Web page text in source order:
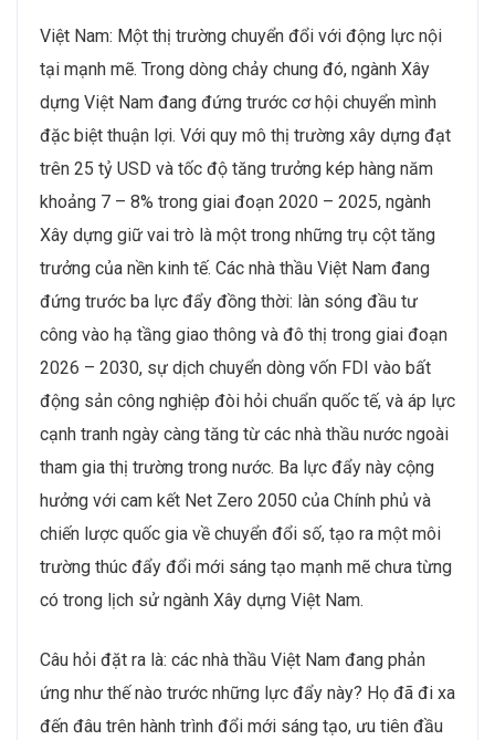
Việt Nam: Một thị trường chuyển đổi với động lực nội
tại mạnh mẽ. Trong dòng chảy chung đó, ngành Xây
dựng Việt Nam đang đứng trước cơ hội chuyển mình
đặc biệt thuận lợi. Với quy mô thị trường xây dựng đạt
trên 25 tỷ USD và tốc độ tăng trưởng kép hàng năm
khoảng 7 – 8% trong giai đoạn 2020 – 2025, ngành
Xây dựng giữ vai trò là một trong những trụ cột tăng
trưởng của nền kinh tế. Các nhà thầu Việt Nam đang
đứng trước ba lực đẩy đồng thời: làn sóng đầu tư
công vào hạ tầng giao thông và đô thị trong giai đoạn
2026 – 2030, sự dịch chuyển dòng vốn FDI vào bất
động sản công nghiệp đòi hỏi chuẩn quốc tế, và áp lực
cạnh tranh ngày càng tăng từ các nhà thầu nước ngoài
tham gia thị trường trong nước. Ba lực đẩy này cộng
hưởng với cam kết Net Zero 2050 của Chính phủ và
chiến lược quốc gia về chuyển đổi số, tạo ra một môi
trường thúc đẩy đổi mới sáng tạo mạnh mẽ chưa từng
có trong lịch sử ngành Xây dựng Việt Nam.
Câu hỏi đặt ra là: các nhà thầu Việt Nam đang phản
ứng như thế nào trước những lực đẩy này? Họ đã đi xa
đến đâu trên hành trình đổi mới sáng tạo, ưu tiên đầu